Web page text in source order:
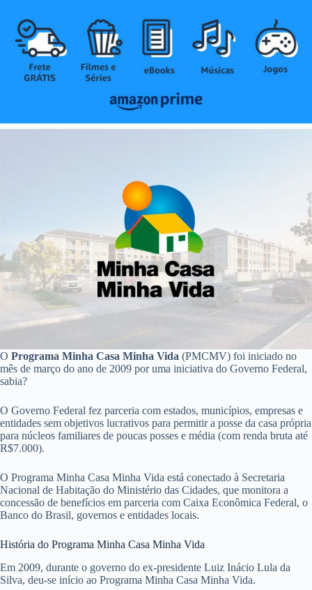
O Programa Minha Casa Minha Vida (PMCMV) foi iniciado no
mês de março do ano de 2009 por uma iniciativa do Governo Federal,
sabia?
O Governo Federal fez parceria com estados, municípios, empresas e
entidades sem objetivos lucrativos para permitir a posse da casa própria
para núcleos familiares de poucas posses e média (com renda bruta até
R$7.000).
O Programa Minha Casa Minha Vida está conectado à Secretaria
Nacional de Habitação do Ministério das Cidades, que monitora a
concessão de benefícios em parceria com Caixa Econômica Federal, o
Banco do Brasil, governos e entidades locais.
História do Programa Minha Casa Minha Vida
Em 2009, durante o governo do ex-presidente Luiz Inácio Lula da
Silva, deu-se início ao Programa Minha Casa Minha Vida.